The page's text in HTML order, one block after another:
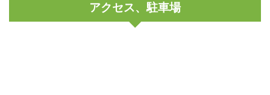
アクセス、駐車場